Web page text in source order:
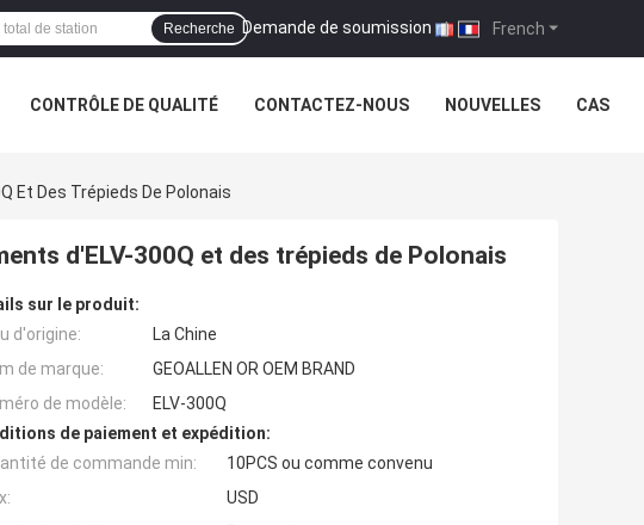
French
Demande de soumission |
Recherche
CONTRÔLE DE QUALITÉ CONTACTEZ-NOUS NOUVELLES CAS
Et Des Trépieds De Polonais
d'ELV-300Q et des trépieds de Polonais
sur le produit:
d'origine:
La Chine
de marque:
GEOALLEN OR OEM BRAND
de modèle:
ELV-300Q
de paiement et expédition:
de commande min:
10PCS ou comme convenu
USD